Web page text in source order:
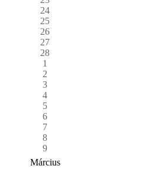
24
25
26
27
28
1
2
3
4
5
6
7
8
9
Március